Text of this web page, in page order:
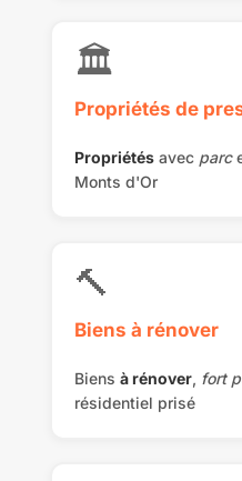
🏛️
Propriétés de
Propriétésavec parc
Monts d'Or
🔨
Biens à rénover
Biens à rénover, fort
résidentiel prisé